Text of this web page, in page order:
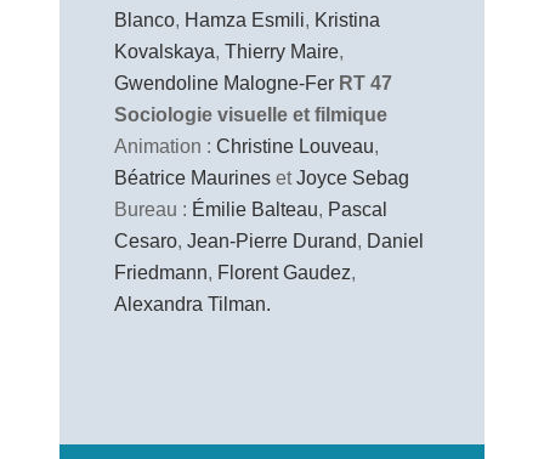
Blanco, Hamza Esmili, Kristina
Kovalskaya, Thierry Maire,
Gwendoline Malogne-Fer RT 47
Sociologie visuelle et filmique
Animation : Christine Louveau,
Béatrice Maurines etJoyce Sebag
Bureau : Émilie Balteau, Pascal
Cesaro, Jean-Pierre Durand, Daniel
Friedmann, Florent Gaudez,
Alexandra Tilman.